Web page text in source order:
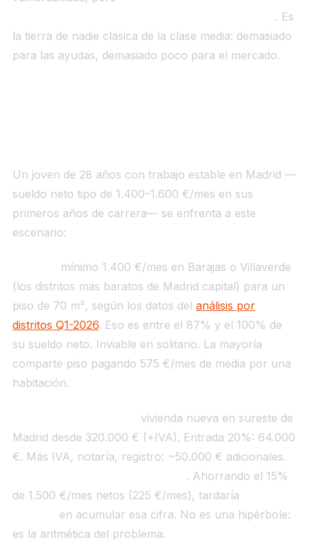
. Es
la tierra de nadie clásica de la clase media: demasiado
para las ayudas, demasiado poco para el mercado.
Un joven de 28 años con trabajo estable en Madrid —
sueldo neto tipo de 1.400–1.600 €/mes en sus
primeros años de carrera— se enfrenta a este
escenario:
mínimo 1.400 €/mes en Barajas o Villaverde
(los distritos más baratos de Madrid capital) para un
piso de 70 m², según los datos del análisis por
distritos Q1-2026. Eso es entre el 87% y el 100% de
su sueldo neto. Inviable en solitario. La mayoría
comparte piso pagando 575 €/mes de media por una
habitación.
vivienda nueva en sureste de
Madrid desde 320.000 € (+IVA). Entrada 20%: 64.000
€. Más IVA, notaría, registro: ~50.000 € adicionales.
. Ahorrando el 15%
de 1.500 €/mes netos (225 €/mes), tardaría
en acumular esa cifra. No es una hipérbole:
es la aritmética del problema.